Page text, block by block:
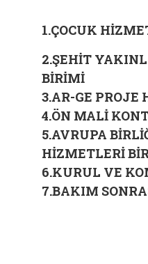
1.ÇOCUK
2.ŞEHİT
BİRİMİ
3.AR-GE
4.ÖN MALİ
5.AVRUPA
HİZMETLERİ
6.KURUL VE
7.BAKIM